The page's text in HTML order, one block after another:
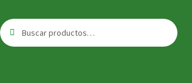
Buscar
por:
Buscar